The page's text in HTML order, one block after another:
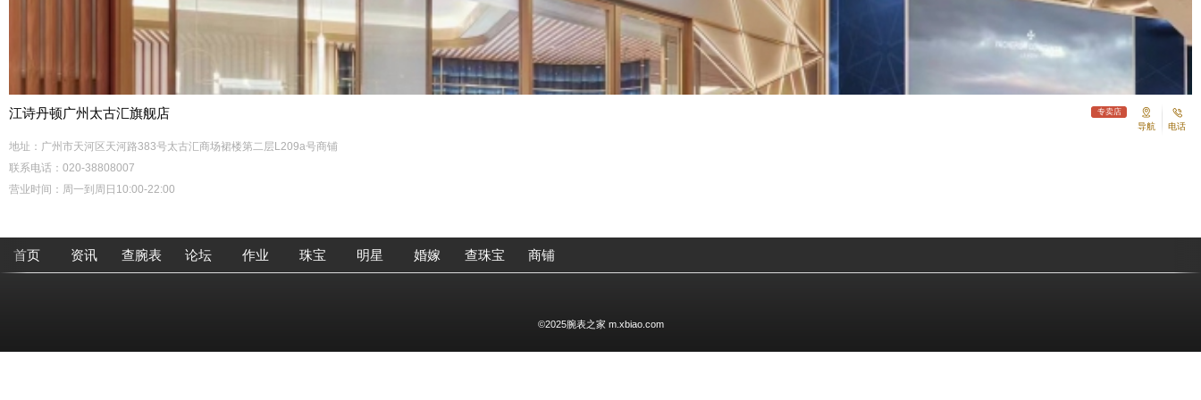
江诗丹顿广州太古汇旗舰店 专卖店
导航 电话
地址：广州市天河区天河路383号太古汇商场裙楼第二层L209a号商铺
联系电话：020-38808007
营业时间：周一到周日10:00-22:00
首页 资讯 查腕表 论坛 作业 珠宝 明星 婚嫁 查珠宝 商铺
©2025腕表之家 m.xbiao.com